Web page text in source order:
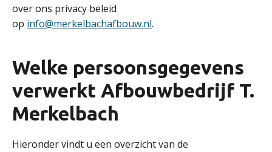
over ons privacy beleid
op info@merkelbachafbouw.nl.
Welke persoonsgegevens
verwerkt Afbouwbedrijf T.
Merkelbach
Hieronder vindt u een overzicht van de